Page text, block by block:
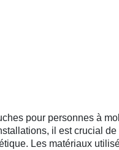
pour personnes à
il est crucial
Les matériaux